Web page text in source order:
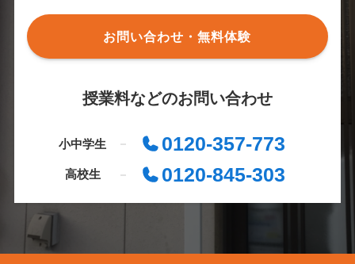
お問い合わせ・無料体験
授業料などのお問い合わせ
小中学生 0120-357-773
高校生 0120-845-303